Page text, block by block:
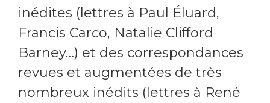
inédites (lettres à Paul Éluard,
Francis Carco, Natalie Clifford
Barney…) et des correspondances
revues et augmentées de très
nombreux inédits (lettres à René